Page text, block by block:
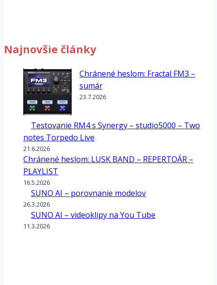
Najnovšie články
Chránené heslom: Fractal FM3 –
sumár
23.7.2026
Testovanie RM4 s Synergy – studio5000 – Two
notes Torpedo Live
21.6.2026
Chránené heslom: LUSK BAND – REPERTOÁR –
PLAYLIST
16.5.2026
SUNO AI – porovnanie modelov
26.3.2026
SUNO AI – videoklipy na You Tube
11.3.2026